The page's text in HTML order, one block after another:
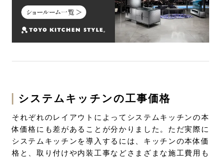
システムキッチンの工事価格
それぞれのレイアウトによってシステムキッチンの本
体価格にも差があることが分かりました。ただ実際に
システムキッチンを導入するには、キッチンの本体価
格と、取り付けや内装工事などさまざまな施工費用も